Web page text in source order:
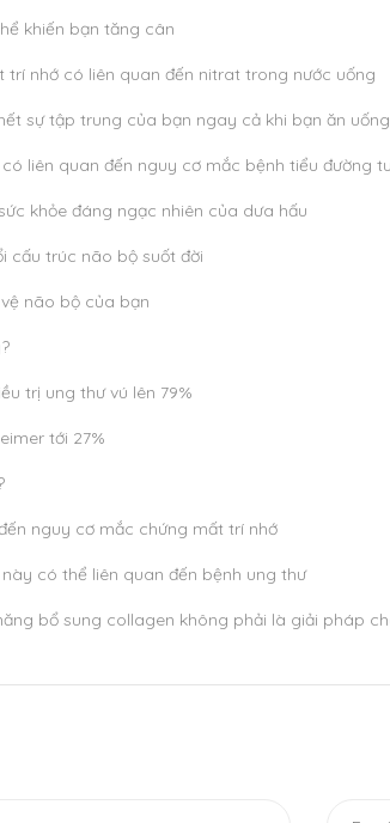
khiến bạn tăng cân
nhớ có liên quan đến nitrat trong nước uống
sự tập trung của bạn ngay cả khi bạn ăn
liên quan đến nguy cơ mắc bệnh tiểu đường
khỏe đáng ngạc nhiên của dưa hấu
cấu trúc não bộ suốt đời
não bộ của bạn
trị ung thư vú lên 79%
tới 27%
nguy cơ mắc chứng mất trí nhớ
có thể liên quan đến bệnh ung thư
bổ sung collagen không phải là giải pháp